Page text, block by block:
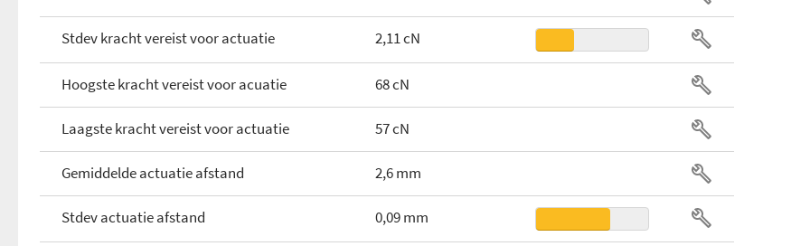
Stdev kracht vereist voor actuatie 2,11 cN
Hoogste kracht vereist voor acuatie 68 cN
Laagste kracht vereist voor actuatie 57 cN
Gemiddelde actuatie afstand 2,6 mm
Stdev actuatie afstand 0,09 mm